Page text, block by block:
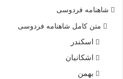
شاهنامه فردوسی
متن کامل شاهنامه فردوسی
اسکندر
اشکانیان
بهمن